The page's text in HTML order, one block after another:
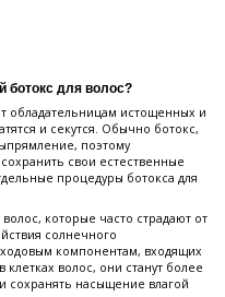
ботокс для волос?
обладательницам истощенных и
и секутся. Обычно ботокс,
поэтому
свои естественные
процедуры ботокса для
которые часто страдают от
солнечного
компонентам, входящих
клетках волос, они станут более
сохранять насыщение влагой